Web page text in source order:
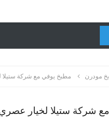
مودرن مطبخ يوفي مع شركة ستيلا
شركة ستيلا لخيار